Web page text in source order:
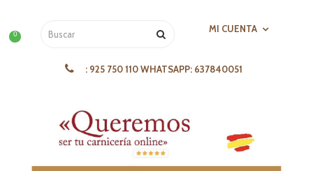
0 MI CUENTA
: 925 750 110 WHATSAPP: 637840051